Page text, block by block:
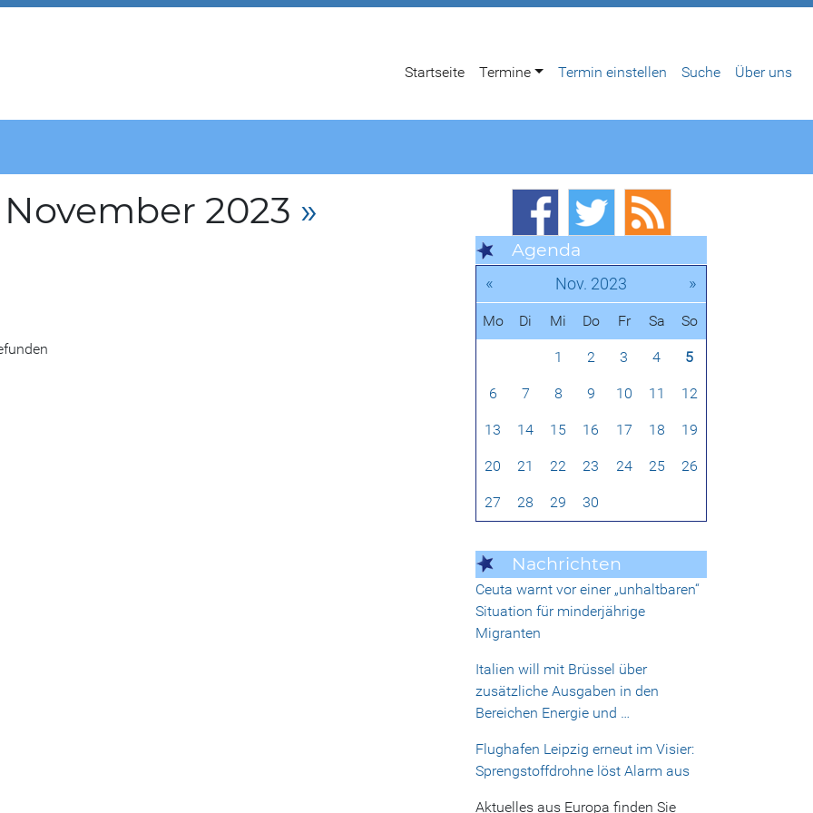
Startseite Termine Termin einstellen Suche Über uns
2023 »
Agenda
« Nov. 2023 »
Mo Di Mi Do Fr Sa So
1 2 3 4 5
6 7 8 9 10 11 12
13 14 15 16 17 18 19
20 21 22 23 24 25 26
27 28 29 30
Nachrichten
Ceuta warnt vor einer „unhaltbaren“
Situation für minderjährige
Migranten
Italien will mit Brüssel über
zusätzliche Ausgaben in den
Bereichen Energie und …
Flughafen Leipzig erneut im Visier:
Sprengstoffdrohne löst Alarm aus
Aktuelles aus Europa finden Sie